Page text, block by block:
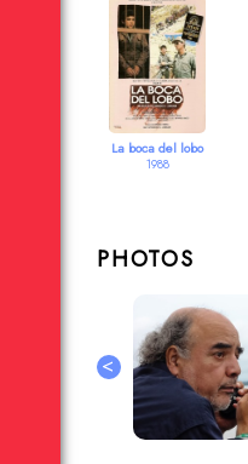
La boca del lobo
1988
PHOTOS
<